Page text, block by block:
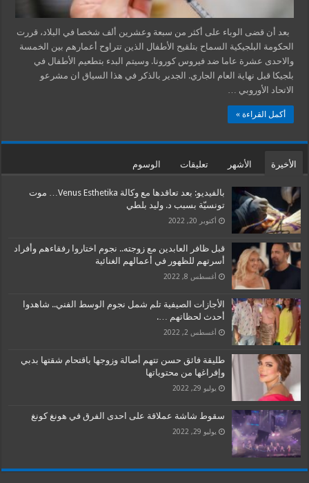
بعد أن قضى الوباء على أكثر من سبعة وعشرين ألف شخصا في البلاد، قررت
الحكومة البلجيكية السماح بتلقيح الأطفال الذين تتراوح أعمارهم بين الخمسة
والاحدى عشرة عاما ضد فيروس كورونا. وسيتم البدء بتطعيم الأطفال في
بلجيكا قبل نهاية العام الجاري. الجدير بالذكر في هذا السياق ان مشرعو
الاتحاد الأوروبي …
أكمل القراءة »
الأخيرة الأشهر تعليقات الوسوم
بالفيديو: بعد تعاقدها مع وكالة Venus Esthetika… موت
تونسيّة بسبب د. وليد بلطي
أكتوبر 20, 2022
قبل ظافر العابدين مع زوجته.. نجوم اختاروا رفقاءهم وأفراد
أسرتهم للظهور في أعمالهم الغنائية
أغسطس 8, 2022
الأجازات الصيفية تلم شمل نجوم الوسط الفني.. شاهدوا
أحدث لحظاتهم ….
أغسطس 2, 2022
طليقة فائق حسن تتهم أصالة وزوجها باقتحام شقتها بدبي
وإفراغها من محتوياتها
يوليو 29, 2022
سقوط شاشة عملاقة على احدى الفرق في هونغ كونغ
يوليو 29, 2022